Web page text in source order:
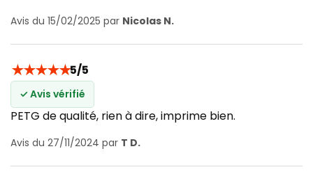
Avis du 15/02/2025 par Nicolas N.
★★★★★5/5
✓ Avis vérifié
PETG de qualité, rien à dire, imprime bien.
Avis du 27/11/2024 par T D.